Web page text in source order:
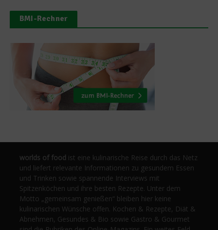
BMI-Rechner
worlds of food ist eine kulinarische Reise durch das Netz
und liefert relevante Informationen zu gesundem Essen
und Trinken sowie spannende Interviews mit
Spitzenköchen und ihre besten Rezepte. Unter dem
Motto „gemeinsam genießen“ bleiben hier keine
kulinarischen Wünsche offen. Kochen & Rezepte, Diät &
Abnehmen, Gesundes & Bio sowie Gastro & Gourmet